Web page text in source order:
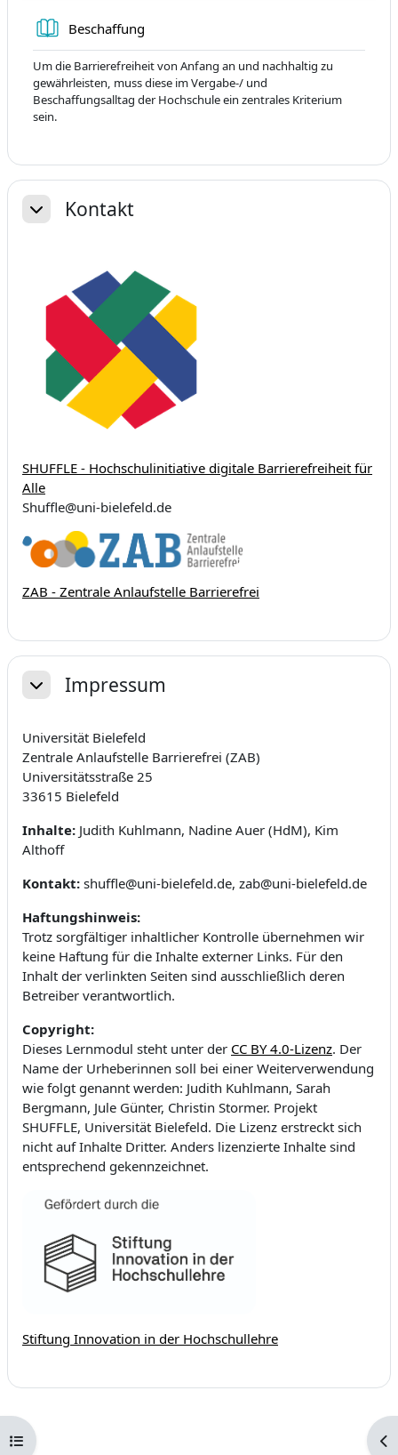
Открыть оглавление курса
Beschaffung
Um die Barrierefreiheit von Anfang an und nachhaltig zu
gewährleisten, muss diese im Vergabe-/ und
Beschaffungsalltag der Hochschule ein zentrales Kriterium
sein.
СвернутьKontakt
SHUFFLE - Hochschulinitiative digitale Barrierefreiheit für
Alle
Shuffle@uni-bielefeld.de
ZAB - Zentrale Anlaufstelle Barrierefrei
СвернутьImpressum
Universität Bielefeld
Zentrale Anlaufstelle Barrierefrei (ZAB)
Universitätsstraße 25
33615 Bielefeld
Inhalte: Judith Kuhlmann, Nadine Auer (HdM), Kim
Althoff
Kontakt: shuffle@uni-bielefeld.de, zab@uni-bielefeld.de
Haftungshinweis:
Trotz sorgfältiger inhaltlicher Kontrolle übernehmen wir
keine Haftung für die Inhalte externer Links. Für den
Inhalt der verlinkten Seiten sind ausschließlich deren
Betreiber verantwortlich.
Copyright:
Dieses Lernmodul steht unter der CC BY 4.0-Lizenz. Der
Name der Urheberinnen soll bei einer Weiterverwendung
wie folgt genannt werden: Judith Kuhlmann, Sarah
Bergmann, Jule Günter, Christin Stormer. Projekt
SHUFFLE, Universität Bielefeld. Die Lizenz erstreckt sich
nicht auf Inhalte Dritter. Anders lizenzierte Inhalte sind
entsprechend gekennzeichnet.
Stiftung Innovation in der Hochschullehre